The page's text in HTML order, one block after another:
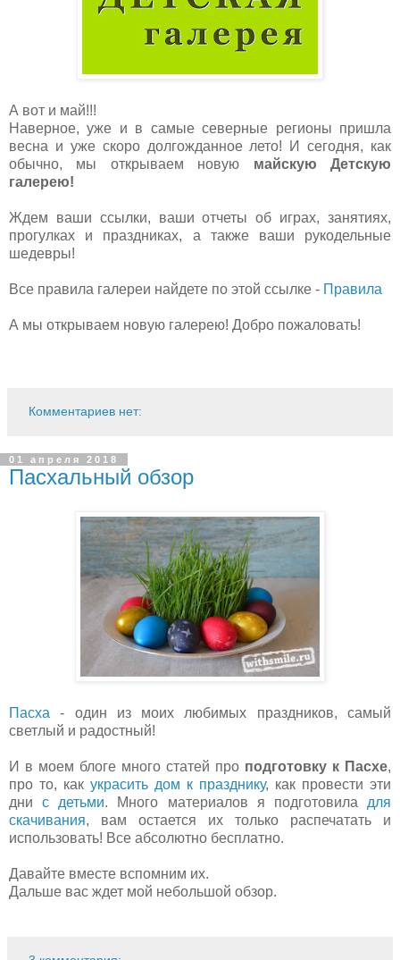
А вот и май!!!
Наверное, уже и в самые северные регионы пришла
весна и уже скоро долгожданное лето! И сегодня, как
обычно, мы открываем новую майскую Детскую
галерею!
Ждем ваши ссылки, ваши отчеты об играх, занятиях,
прогулках и праздниках, а также ваши рукодельные
шедевры!
Все правила галереи найдете по этой ссылке - Правила
А мы открываем новую галерею! Добро пожаловать!
Комментариев нет:
01 апреля 2018
Пасхальный обзор
Пасха- один из моих любимых праздников, самый
светлый и радостный!
И в моем блоге много статей про подготовку к Пасхе,
про то, как украсить дом к празднику, как провести эти
днис детьми. Много материалов я подготовила для
скачивания, вам остается их только распечатать и
использовать! Все абсолютно бесплатно.
Давайте вместе вспомним их.
Дальше вас ждет мой небольшой обзор.